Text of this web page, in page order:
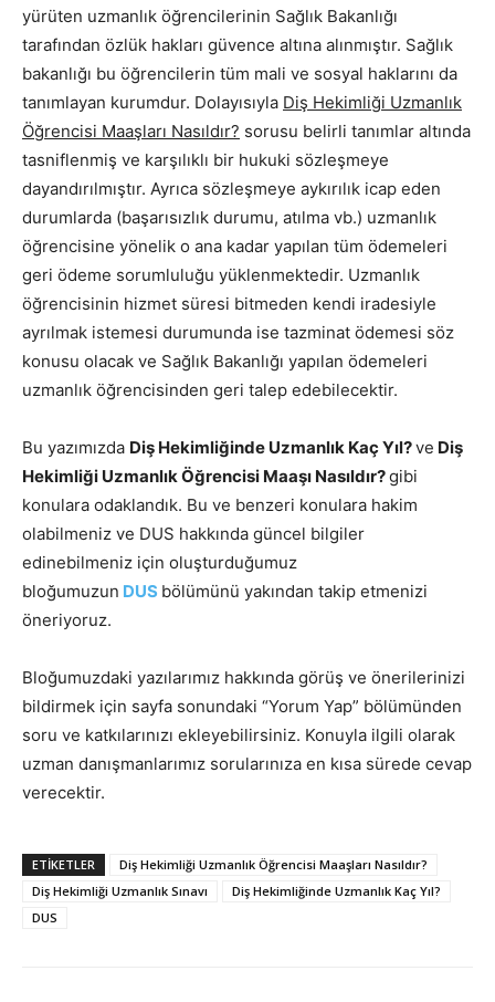
yürüten uzmanlık öğrencilerinin Sağlık Bakanlığı
tarafından özlük hakları güvence altına alınmıştır. Sağlık
bakanlığı bu öğrencilerin tüm mali ve sosyal haklarını da
tanımlayan kurumdur. Dolayısıyla Diş Hekimliği Uzmanlık
Öğrencisi Maaşları Nasıldır? sorusu belirli tanımlar altında
tasniflenmiş ve karşılıklı bir hukuki sözleşmeye
dayandırılmıştır. Ayrıca sözleşmeye aykırılık icap eden
durumlarda (başarısızlık durumu, atılma vb.) uzmanlık
öğrencisine yönelik o ana kadar yapılan tüm ödemeleri
geri ödeme sorumluluğu yüklenmektedir. Uzmanlık
öğrencisinin hizmet süresi bitmeden kendi iradesiyle
ayrılmak istemesi durumunda ise tazminat ödemesi söz
konusu olacak ve Sağlık Bakanlığı yapılan ödemeleri
uzmanlık öğrencisinden geri talep edebilecektir.
Bu yazımızda Diş Hekimliğinde Uzmanlık Kaç Yıl?ve Diş
Hekimliği Uzmanlık Öğrencisi Maaşı Nasıldır?gibi
konulara odaklandık. Bu ve benzeri konulara hakim
olabilmeniz ve DUS hakkında güncel bilgiler
edinebilmeniz için oluşturduğumuz
bloğumuzun DUS bölümünü yakından takip etmenizi
öneriyoruz.
Bloğumuzdaki yazılarımız hakkında görüş ve önerilerinizi
bildirmek için sayfa sonundaki “Yorum Yap” bölümünden
soru ve katkılarınızı ekleyebilirsiniz. Konuyla ilgili olarak
uzman danışmanlarımız sorularınıza en kısa sürede cevap
verecektir.
ETIKETLER
Diş Hekimliği Uzmanlık Öğrencisi Maaşları Nasıldır?
Diş Hekimliği Uzmanlık Sınavı
Diş Hekimliğinde Uzmanlık Kaç Yıl?
DUS